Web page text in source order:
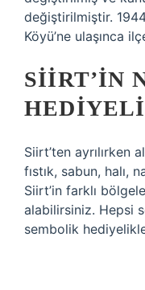
değiştirilmiştir. 1944
Köyü’ne ulaşınca
SIIRT’IN
Siirt’ten ayrılırken
fıstık, sabun, halı,
Siirt’in farklı
alabilirsiniz. Hepsi
sembolik